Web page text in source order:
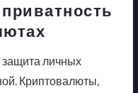
личных
Криптовалюты,